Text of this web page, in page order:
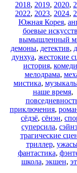
2018, 2019, 2020,
2022, 2023, 2024,
Южная Корея,
боевые
вымышленный
демоны, детектив,
дунхуа, жестокие
история,
мелодрама,
мистика,
наше время,
приключения,
сёдзё, сёнэн,
суперсила,
трагические
триллер,
фантастика,
школа, экшен,